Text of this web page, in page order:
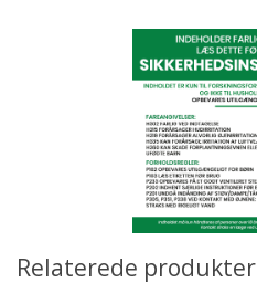
Relaterede produkter